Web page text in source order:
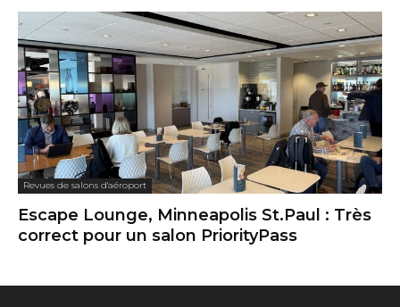
Revues de salons d'aéroport
Escape Lounge, Minneapolis St.Paul : Très
correct pour un salon PriorityPass